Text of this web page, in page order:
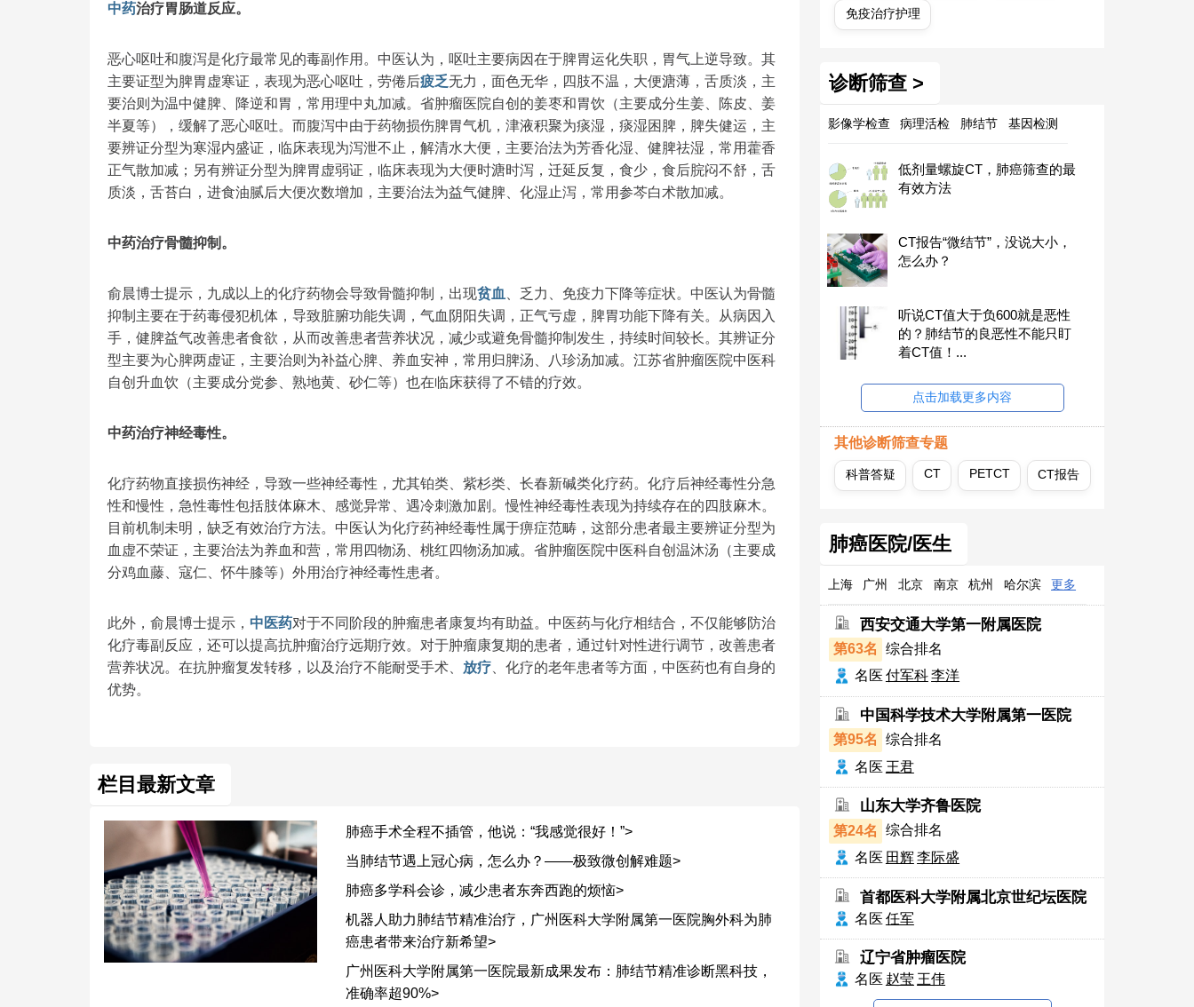
中药治疗胃肠道反应。
恶心呕吐和腹泻是化疗最常见的毒副作用。中医认为，呕吐主要病因在于脾胃运化失职，胃气上逆导致。其
主要证型为脾胃虚寒证，表现为恶心呕吐，劳倦后疲乏无力，面色无华，四肢不温，大便溏薄，舌质淡，主
要治则为温中健脾、降逆和胃，常用理中丸加减。省肿瘤医院自创的姜枣和胃饮（主要成分生姜、陈皮、姜
半夏等），缓解了恶心呕吐。而腹泻中由于药物损伤脾胃气机，津液积聚为痰湿，痰湿困脾，脾失健运，主
要辨证分型为寒湿内盛证，临床表现为泻泄不止，解清水大便，主要治法为芳香化湿、健脾祛湿，常用藿香
正气散加减；另有辨证分型为脾胃虚弱证，临床表现为大便时溏时泻，迁延反复，食少，食后脘闷不舒，舌
质淡，舌苔白，进食油腻后大便次数增加，主要治法为益气健脾、化湿止泻，常用参芩白术散加减。
中药治疗骨髓抑制。
俞晨博士提示，九成以上的化疗药物会导致骨髓抑制，出现贫血
、乏力、免疫力下降等症状。中医认为骨髓
抑制主要在于药毒侵犯机体，导致脏腑功能失调，气血阴阳失调，正气亏虚，脾胃功能下降有关。从病因入
手，健脾益气改善患者食欲，从而改善患者营养状况，减少或避免骨髓抑制发生，持续时间较长。其辨证分
型主要为心脾两虚证，主要治则为补益心脾、养血安神，常用归脾汤、八珍汤加减。江苏省肿瘤医院中医科
自创升血饮（主要成分党参、熟地黄、砂仁等）也在临床获得了不错的疗效。
中药治疗神经毒性。
化疗药物直接损伤神经，导致一些神经毒性，尤其铂类、紫杉类、长春新碱类化疗药。化疗后神经毒性分急
性和慢性，急性毒性包括肢体麻木、感觉异常、遇冷刺激加剧。慢性神经毒性表现为持续存在的四肢麻木。
目前机制未明，缺乏有效治疗方法。中医认为化疗药神经毒性属于痹症范畴，这部分患者最主要辨证分型为
血虚不荣证，主要治法为养血和营，常用四物汤、桃红四物汤加减。省肿瘤医院中医科自创温沐汤（主要成
分鸡血藤、寇仁、怀牛膝等）外用治疗神经毒性患者。
此外，俞晨博士提示， 中医药对于不同阶段的肿瘤患者康复均有助益。中医药与化疗相结合，不仅能够防治
化疗毒副反应，还可以提高抗肿瘤治疗远期疗效。对于肿瘤康复期的患者，通过针对性进行调节，改善患者
营养状况。在抗肿瘤复发转移，以及治疗不能耐受手术、 放疗、化疗的老年患者等方面，中医药也有自身的
优势。
栏目最新文章
肺癌手术全程不插管，他说：“我感觉很好！”>
当肺结节遇上冠心病，怎么办？——极致微创解难题>
肺癌多学科会诊，减少患者东奔西跑的烦恼>
机器人助力肺结节精准治疗，广州医科大学附属第一医院胸外科为肺
癌患者带来治疗新希望>
广州医科大学附属第一医院最新成果发布：肺结节精准诊断黑科技，
准确率超90%>
免疫治疗护理
诊断筛查 >
影像学检查 病理活检 肺结节 基因检测
低剂量螺旋CT，肺癌筛查的最
有效方法
CT报告“微结节”，没说大小，
怎么办？
听说CT值大于负600就是恶性
的？肺结节的良恶性不能只盯
着CT值！...
点击加载更多内容
其他诊断筛查专题
科普答疑 CT PETCT CT报告
肺癌医院/医生
上海 广州 北京 南京 杭州 哈尔滨 更多
西安交通大学第一附属医院
第63名
综合排名
名医 付军科李洋
中国科学技术大学附属第一医院
第95名
综合排名
名医 王君
山东大学齐鲁医院
第24名
综合排名
名医 田辉 李际盛
首都医科大学附属北京世纪坛医院
名医 任军
辽宁省肿瘤医院
名医 赵莹 王伟